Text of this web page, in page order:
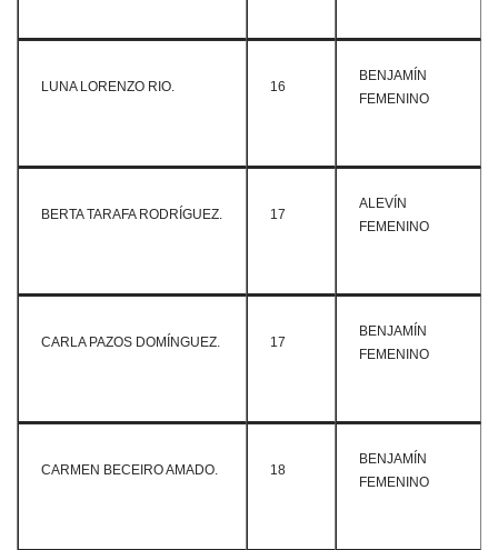
LUNA LORENZO RIO. 16
BENJAMÍN
FEMENINO
BERTA TARAFA RODRÍGUEZ. 17
ALEVÍN
FEMENINO
CARLA PAZOS DOMÍNGUEZ. 17
BENJAMÍN
FEMENINO
CARMEN BECEIRO AMADO. 18
BENJAMÍN
FEMENINO